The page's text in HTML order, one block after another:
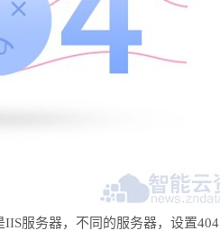
IIS服务器，不同的服务器，设置404